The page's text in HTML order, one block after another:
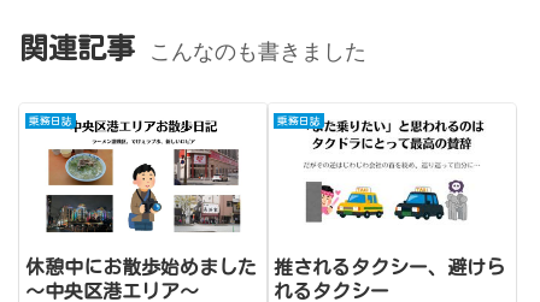
関連記事 こんなのも書きました
乗務日誌
休憩中にお散歩始めました
～中央区港エリア～
乗務日誌
推されるタクシー、避けら
れるタクシー